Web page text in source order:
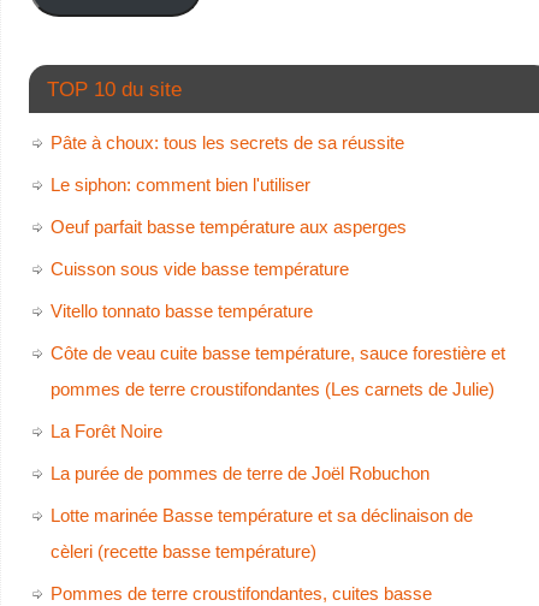
TOP 10 du site
Pâte à choux: tous les secrets de sa réussite
Le siphon: comment bien l'utiliser
Oeuf parfait basse température aux asperges
Cuisson sous vide basse température
Vitello tonnato basse température
Côte de veau cuite basse température, sauce forestière et
pommes de terre croustifondantes (Les carnets de Julie)
La Forêt Noire
La purée de pommes de terre de Joël Robuchon
Lotte marinée Basse température et sa déclinaison de
cèleri (recette basse température)
Pommes de terre croustifondantes, cuites basse